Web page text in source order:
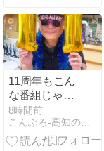
11周年もこん
な番組じゃポ
イズン！
8時間前
こんぶろ-高知の酒屋ブログ